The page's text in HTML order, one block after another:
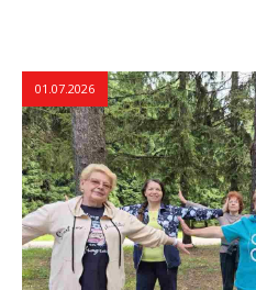
01.07.2026